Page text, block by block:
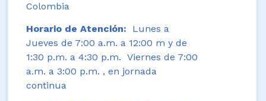
Colombia
Horario de Atención:
Lunes a
Jueves de 7:00 a.m. a 12:00 m y de
1:30 p.m. a 4:30 p.m. Viernes de 7:00
a.m. a 3:00 p.m. , en jornada
continua